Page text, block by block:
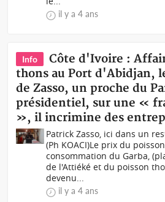
il y a 4 ans
Info
Côte d'Ivoire :
thons au Port d'Abidjan,
de Zasso, un proche du
présidentiel, sur une «
», il incrimine des
Patrick Zasso, ici dans un
(Ph KOACI)Le prix du
consommation du Garba,
de l'Attiéké et du poisson
devenu...
il y a 4 ans